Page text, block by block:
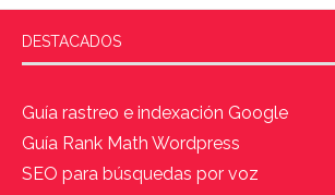
DESTACADOS
Guía rastreo e indexación Google
Guía Rank Math Wordpress
SEO para búsquedas por voz